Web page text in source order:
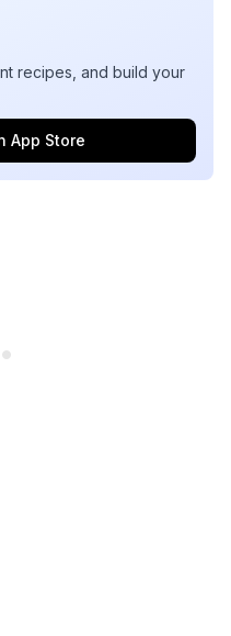
recipes, and build your
App Store